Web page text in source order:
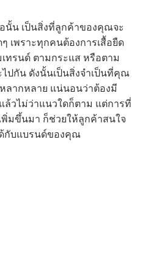
นั้น เป็นสิ่งที่ลูกค้าของคุณจะ
เพราะทุกคนต้องการเสื้อยืด
ทรนด์ ตามกระแส หรือตาม
ปกัน ดังนั้นเป็นสิ่งจำเป็นที่คุณ
ลากหลาย แน่นอนว่าต้องมี
วไม่ว่าแนวใดก็ตาม แต่การที่
มขึ้นมา ก็ช่วยให้ลูกค้าสนใจ
กับแบรนด์ของคุณ